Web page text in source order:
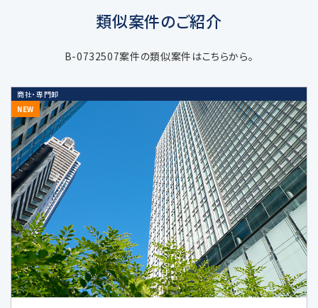
ー業務などの当社サービスに関する業務
遂行のため
上記業務に関連する当社及び当社業務
提携会社のサービスのご案内、社内にお
ける調査・研究資料作成のため
当社の採用選考活動のため
当社又は第三者の商品・サービスに関す
る広告、メールマガジン等、各種ご案内の
ため
類似案件のご紹介
B-0732507案件の類似案件はこちらから。
商社・専門卸
NEW